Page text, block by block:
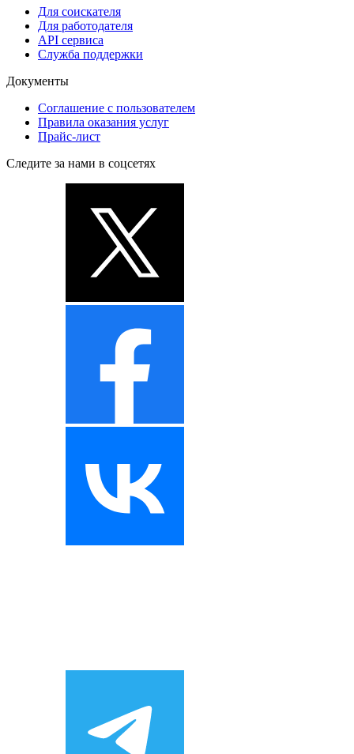
Для соискателя
Для работодателя
API сервиса
Служба поддержки
Документы
Соглашение с пользователем
Правила оказания услуг
Прайс-лист
Следите за нами в соцсетях